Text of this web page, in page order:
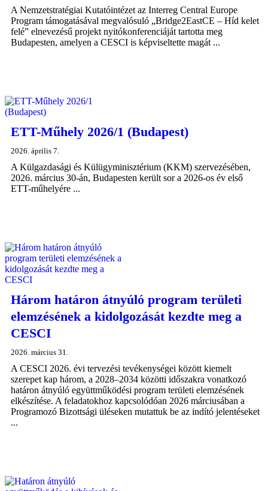
A Nemzetstratégiai Kutatóintézet az Interreg Central Europe
Program támogatásával megvalósuló „Bridge2EastCE – Híd kelet
felé” elnevezésű projekt nyitókonferenciáját tartotta meg
Budapesten, amelyen a CESCI is képviseltette magát ...
ETT-Műhely 2026/1 (Budapest)
2026. április 7.
A Külgazdasági és Külügyminisztérium (KKM) szervezésében,
2026. március 30-án, Budapesten került sor a 2026-os év első
ETT-műhelyére ...
Három határon átnyúló program területi
elemzésének a kidolgozását kezdte meg a
CESCI
2026. március 31.
A CESCI 2026. évi tervezési tevékenységei között kiemelt
szerepet kap három, a 2028–2034 közötti időszakra vonatkozó
határon átnyúló együttműködési program területi elemzésének
elkészítése. A feladatokhoz kapcsolódóan 2026 márciusában a
Programozó Bizottsági üléseken mutattuk be az indító jelentéseket
...